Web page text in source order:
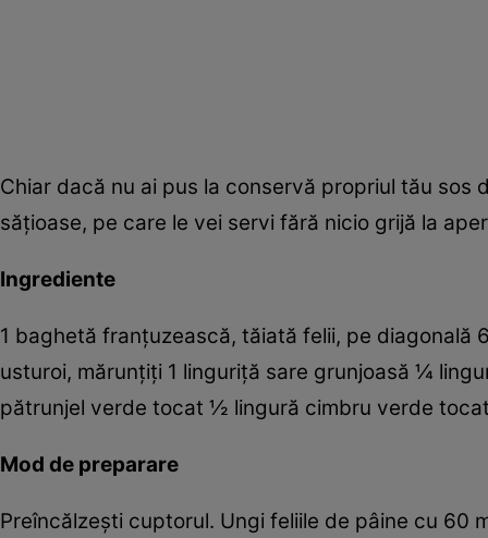
Chiar dacă nu ai pus la conservă propriul tău
săţioase, pe care le vei servi fără nicio grijă la
Ingrediente
1 baghetă franţuzească, tăiată felii, pe diagonală
usturoi, mărunţiţi 1 linguriţă sare grunjoasă ¼
pătrunjel verde tocat ½ lingură cimbru verde
Mod de preparare
Preîncălzeşti cuptorul. Ungi feliile de pâine cu 60